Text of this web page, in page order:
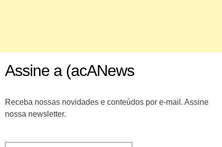
Assine a (acANews
Receba nossas novidades e conteúdos por e-mail. Assine
nossa newsletter.